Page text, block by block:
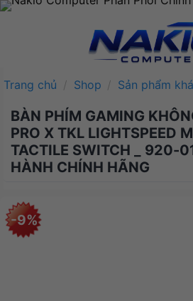
Bỏ
Trang chủ / Shop / Sản phẩm
BÀN PHÍM GAMING
PRO X TKL LIGHTSPEED
TACTILE SWITCH _ 920-
HÀNH CHÍNH HÃNG
-9%